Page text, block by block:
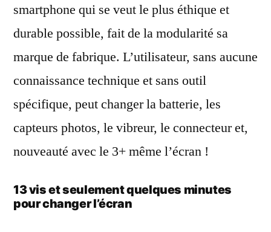
smartphone qui se veut le plus éthique et
durable possible, fait de la modularité sa
marque de fabrique. L’utilisateur, sans aucune
connaissance technique et sans outil
spécifique, peut changer la batterie, les
capteurs photos, le vibreur, le connecteur et,
nouveauté avec le 3+ même l’écran !
13 vis et seulement quelques minutes
pour changer l’écran